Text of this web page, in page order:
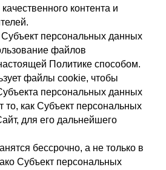
контента и
персональных данных
файлов
Политике способом.
файлы cookie, чтобы
персональных данных
то, как Субъект персональных
для его дальнейшего
бессрочно, а не только в
Субъект персональных